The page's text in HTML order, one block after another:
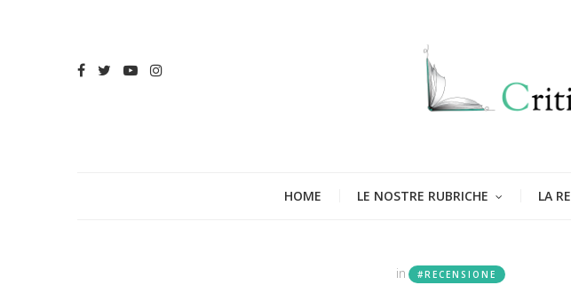
HOME LE NOSTRE RUBRICHE LA
in #RECENSIONE